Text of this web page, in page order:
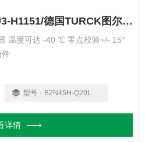
B2N45H-Q20L60-2LU3-H1151/德国TURCK图尔克倾角传感器
温度可达 -40 ℃ 零点校验+/‐ 15°
件
型号： B2N45H-Q20L60-2LU3-H1151/
详情